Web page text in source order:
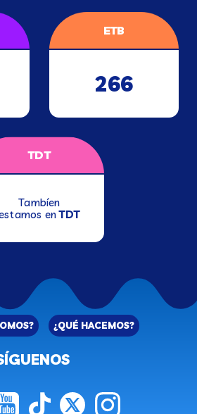
ETB
266
TDT
Tambíen
enTDT
¿QUÉ HACEMOS?